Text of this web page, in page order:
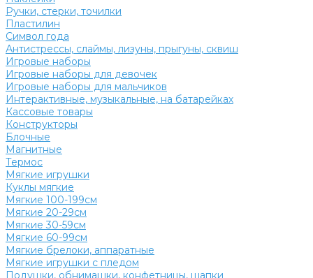
Ручки, стерки, точилки
Пластилин
Символ года
Антистрессы, слаймы, лизуны, прыгуны, сквиш
Игровые наборы
Игровые наборы для девочек
Игровые наборы для мальчиков
Интерактивные, музыкальные, на батарейках
Кассовые товары
Конструкторы
Блочные
Магнитные
Термос
Мягкие игрушки
Куклы мягкие
Мягкие 100-199см
Мягкие 20-29см
Мягкие 30-59см
Мягкие 60-99см
Мягкие брелоки, аппаратные
Мягкие игрушки с пледом
Подушки, обнимашки, конфетницы, шапки